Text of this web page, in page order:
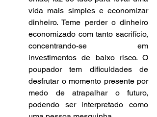
vida mais simples e economizar
dinheiro. Teme perder o dinheiro
economizado com tanto sacrifício,
concentrando-se em
investimentos de baixo risco. O
poupador tem dificuldades de
desfrutar o momento presente por
medo de atrapalhar o futuro,
podendo ser interpretado como